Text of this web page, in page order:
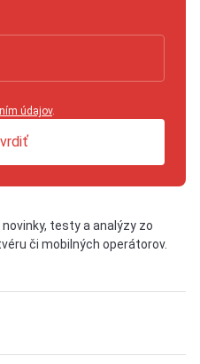
údajov.
testy a analýzy zo
či mobilných operátorov.